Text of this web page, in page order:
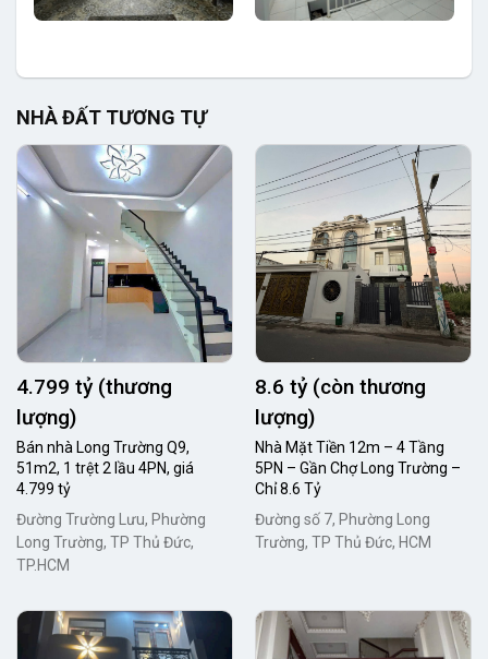
NHÀ ĐẤT TƯƠNG TỰ
4.799 tỷ (thương
lượng)
Bán nhà Long Trường Q9,
51m2, 1 trệt 2 lầu 4PN, giá
4.799 tỷ
Đường Trường Lưu, Phường
Long Trường, TP Thủ Đức,
TP.HCM
8.6 tỷ (còn thương
lượng)
Nhà Mặt Tiền 12m – 4 Tầng
5PN – Gần Chợ Long Trường –
Chỉ 8.6 Tỷ
Đường số 7, Phường Long
Trường, TP Thủ Đức, HCM